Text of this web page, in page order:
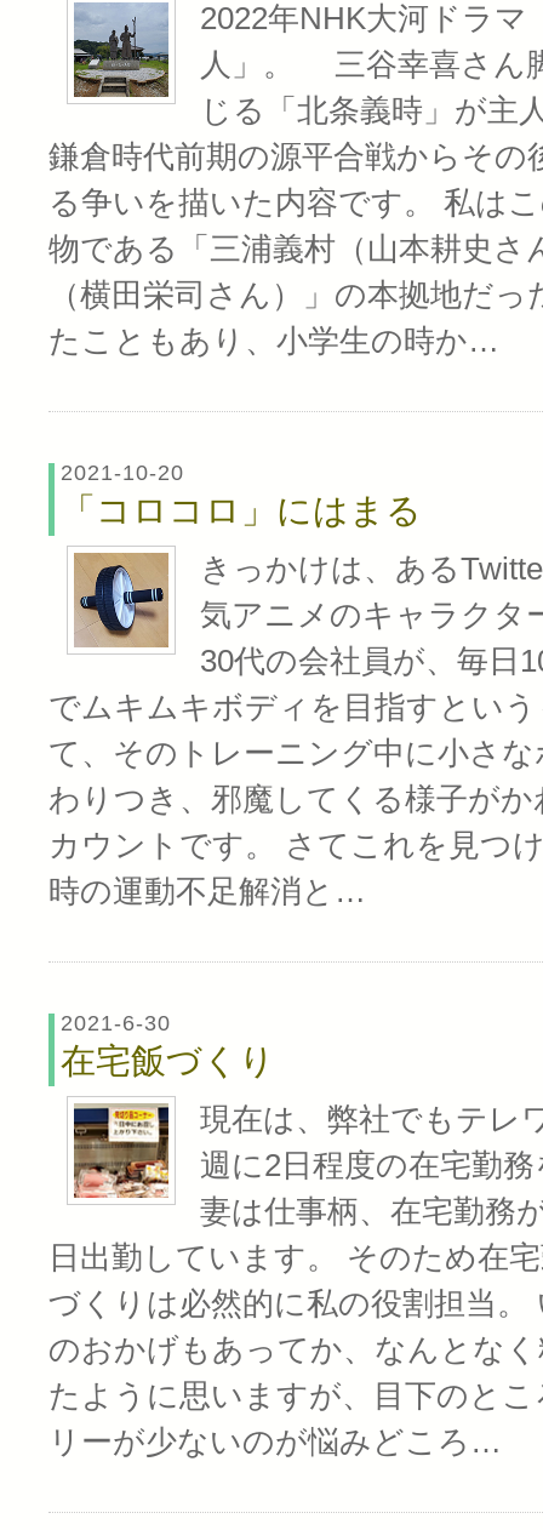
2022年NHK大河ドラマ
人」。 三谷幸喜さん
じる「北条義時」が主
鎌倉時代前期の源平合戦からその
る争いを描いた内容です。 私は
物である「三浦義村（山本耕史さ
（横田栄司さん）」の本拠地だ
たこともあり、小学生の時か…
2021-10-20
「コロコロ」にはまる
きっかけは、ある
気アニメのキャラクタ
30代の会社員が、毎日
でムキムキボディを目指すとい
て、そのトレーニング中に小さ
わりつき、邪魔してくる様子が
カウントです。 さてこれを見つ
時の運動不足解消と…
2021-6-30
在宅飯づくり
現在は、弊社でもテレ
週に2日程度の在宅勤
妻は仕事柄、在宅勤務
日出勤しています。 そのため在
づくりは必然的に私の役割担当
のおかげもあってか、なんとな
たように思いますが、目下のと
リーが少ないのが悩みどころ…